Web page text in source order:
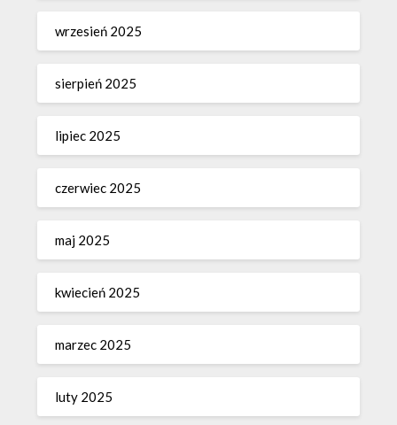
wrzesień 2025
sierpień 2025
lipiec 2025
czerwiec 2025
maj 2025
kwiecień 2025
marzec 2025
luty 2025